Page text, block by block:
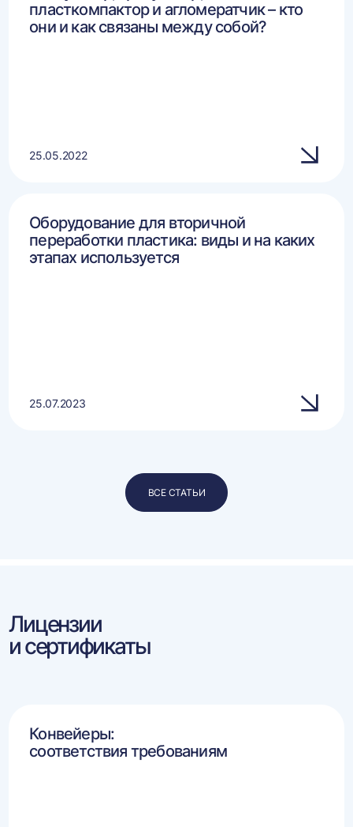
пласткомпактор и агломератчик – кто
они и как связаны между собой?
25.05.2022
Оборудование для вторичной
переработки пластика: виды и на каких
этапах используется
25.07.2023
ВСЕ СТАТЬИ
Лицензии
и сертификаты
Конвейеры:
соответствия требованиям